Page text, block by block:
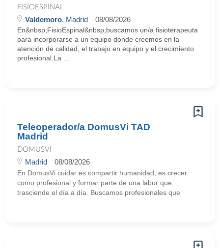
FISIOESPINAL
Valdemoro, Madrid 08/08/2026
En&nbsp;FisioEspinal&nbsp;buscamos un/a fisioterapeuta
para incorporarse a un equipo donde creemos en la
atención de calidad, el trabajo en equipo y el crecimiento
profesional.La ...
Teleoperador/a DomusVi TAD
Madrid
DOMUSVI
Madrid 08/08/2026
En DomusVi cuidar es compartir humanidad, es crecer
como profesional y formar parte de una labor que
trasciende el día a día. Buscamos profesionales que